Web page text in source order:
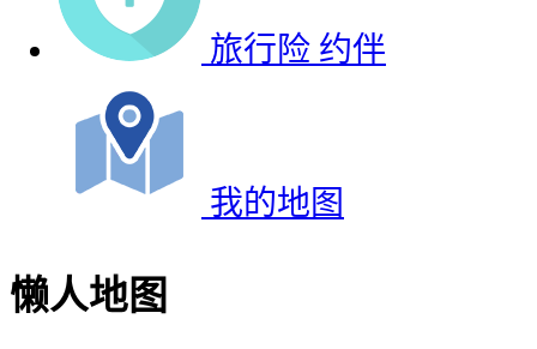
旅行险 约伴
我的地图
懒人地图